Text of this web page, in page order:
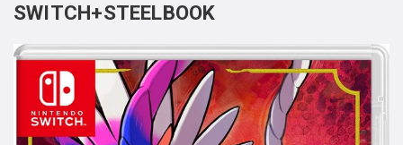
SWITCH+STEELBOOK